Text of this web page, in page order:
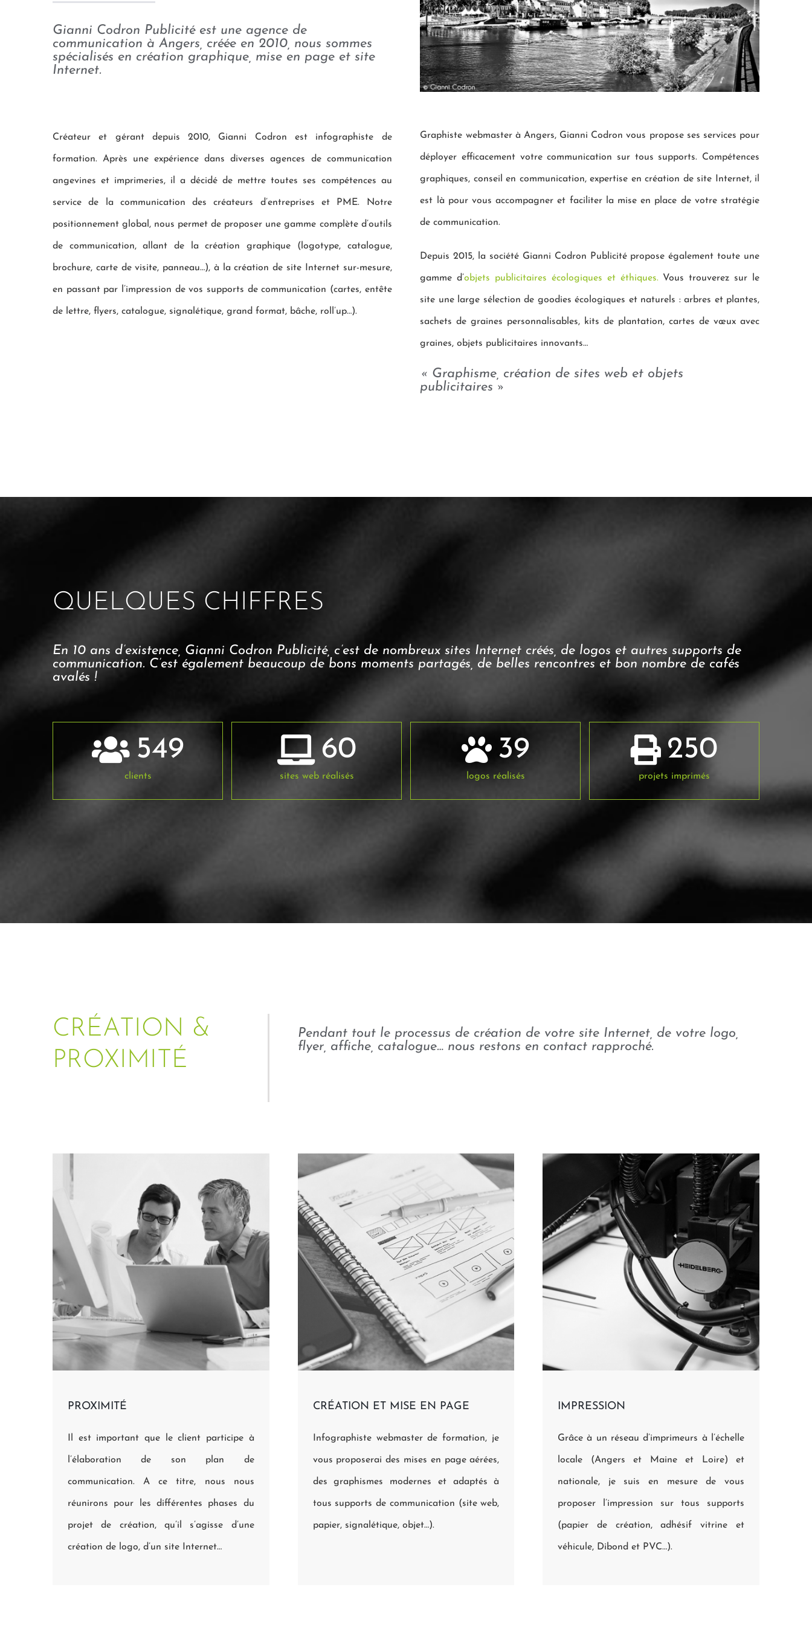
Gianni Codron Publicité est une agence de
communication à Angers, créée en 2010, nous sommes
spécialisés en création graphique, mise en page et site
Internet.
Créateur et gérant depuis 2010, Gianni Codron est infographiste de
formation. Après une expérience dans diverses agences de communication
angevines et imprimeries, il a décidé de mettre toutes ses compétences au
service de la communication des créateurs d’entreprises et PME. Notre
positionnement global, nous permet de proposer une gamme complète d’outils
de communication, allant de la création graphique (logotype, catalogue,
brochure, carte de visite, panneau…), à la création de site Internet sur-mesure,
en passant par l’impression de vos supports de communication (cartes, entête
de lettre, flyers, catalogue, signalétique, grand format, bâche, roll’up…).
Graphiste webmaster à Angers, Gianni Codron vous propose ses services pour
déployer efficacement votre communication sur tous supports. Compétences
graphiques, conseil en communication, expertise en création de site Internet, il
est là pour vous accompagner et faciliter la mise en place de votre stratégie
de communication.
Depuis 2015, la société Gianni Codron Publicité propose également toute une
gamme d’objets publicitaires écologiques et éthiques. Vous trouverez sur le
site une large sélection de goodies écologiques et naturels : arbres et plantes,
sachets de graines personnalisables, kits de plantation, cartes de vœux avec
graines, objets publicitaires innovants…
« Graphisme, création de sites web et objets
publicitaires »
QUELQUES CHIFFRES
En 10 ans d’existence, Gianni Codron Publicité, c’est de nombreux sites Internet créés, de logos et autres supports de
communication. C’est également beaucoup de bons moments partagés, de belles rencontres et bon nombre de cafés
avalés !
549
clients
60
sites web réalisés
39
logos réalisés
250
projets imprimés
CRÉATION &
PROXIMITÉ
Pendant tout le processus de création de votre site Internet, de votre logo,
flyer, affiche, catalogue… nous restons en contact rapproché.
PROXIMITÉ
Il est important que le client participe à
l’élaboration de son plan de
communication. A ce titre, nous nous
réunirons pour les différentes phases du
projet de création, qu’il s’agisse d’une
création de logo, d’un site Internet…
CRÉATION ET MISE EN PAGE
Infographiste webmaster de formation, je
vous proposerai des mises en page aérées,
des graphismes modernes et adaptés à
tous supports de communication (site web,
papier, signalétique, objet…).
IMPRESSION
Grâce à un réseau d’imprimeurs à l’échelle
locale (Angers et Maine et Loire) et
nationale, je suis en mesure de vous
proposer l’impression sur tous supports
(papier de création, adhésif vitrine et
véhicule, Dibond et PVC…).